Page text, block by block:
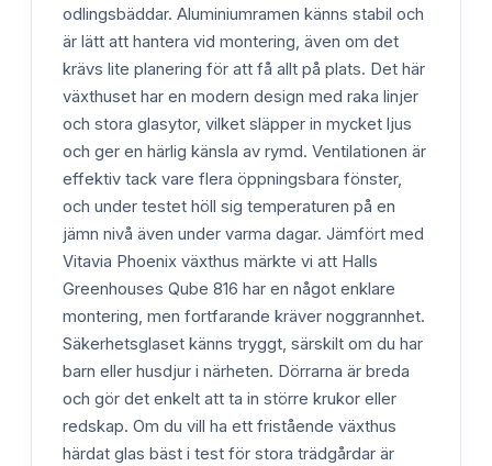
odlingsbäddar. Aluminiumramen känns stabil och
är lätt att hantera vid montering, även om det
krävs lite planering för att få allt på plats. Det här
växthuset har en modern design med raka linjer
och stora glasytor, vilket släpper in mycket ljus
och ger en härlig känsla av rymd. Ventilationen är
effektiv tack vare flera öppningsbara fönster,
och under testet höll sig temperaturen på en
jämn nivå även under varma dagar. Jämfört med
Vitavia Phoenix växthus märkte vi att Halls
Greenhouses Qube 816 har en något enklare
montering, men fortfarande kräver noggrannhet.
Säkerhetsglaset känns tryggt, särskilt om du har
barn eller husdjur i närheten. Dörrarna är breda
och gör det enkelt att ta in större krukor eller
redskap. Om du vill ha ett fristående växthus
härdat glas bäst i test för stora trädgårdar är